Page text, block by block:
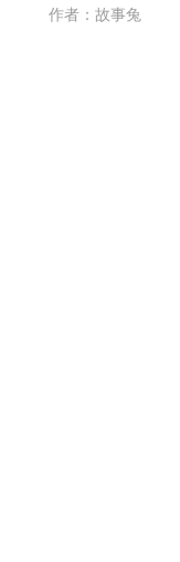
作者：故事兔